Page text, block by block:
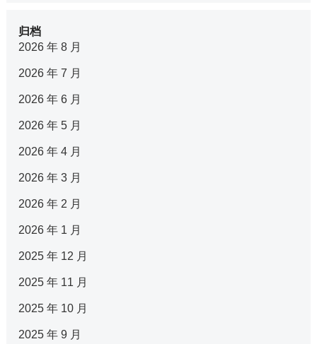
归档
2026 年 8 月
2026 年 7 月
2026 年 6 月
2026 年 5 月
2026 年 4 月
2026 年 3 月
2026 年 2 月
2026 年 1 月
2025 年 12 月
2025 年 11 月
2025 年 10 月
2025 年 9 月